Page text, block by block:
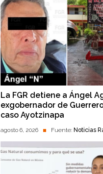
La FGR detiene a Ángel
exgobernador de
caso Ayotzinapa
agosto 6, 2026 Fuente: Noticias